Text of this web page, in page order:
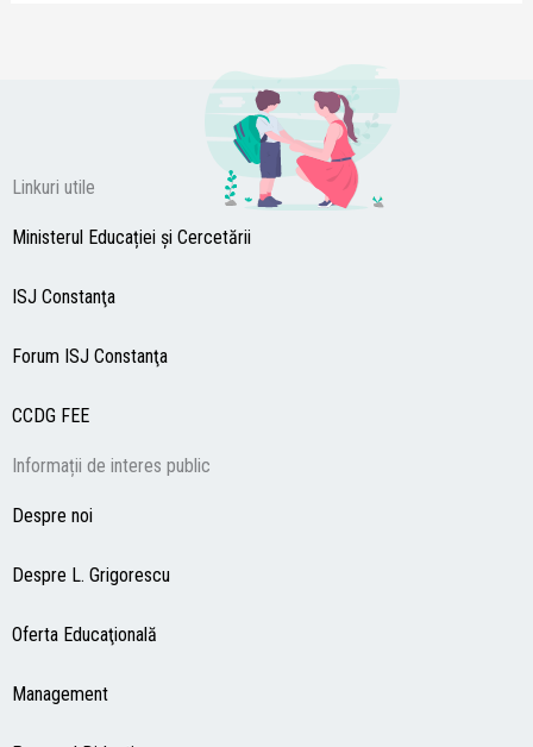
Linkuri utile
Ministerul Educației și Cercetării
ISJ Constanţa
Forum ISJ Constanţa
CCDG FEE
Informații de interes public
Despre noi
Despre L. Grigorescu
Oferta Educaţională
Management